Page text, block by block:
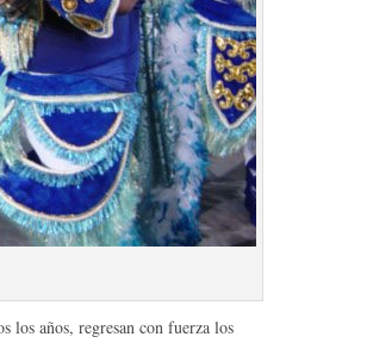
los años, regresan con fuerza los